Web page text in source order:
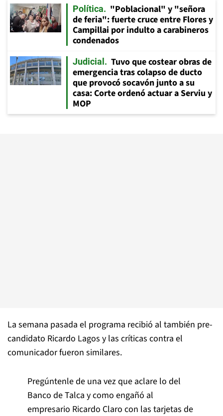
Política
"Poblacional" y "señora
de feria": fuerte cruce entre Flores y
Campillai por indulto a carabineros
condenados
Judicial
Tuvo que costear obras de
emergencia tras colapso de ducto
que provocó socavón junto a su
casa: Corte ordenó actuar a Serviu y
MOP
La semana pasada el programa recibió al también pre-
candidato Ricardo Lagos y las críticas contra el
comunicador fueron similares.
Pregúntenle de una vez que aclare lo del
Banco de Talca y como engañó al
empresario Ricardo Claro con las tarjetas de